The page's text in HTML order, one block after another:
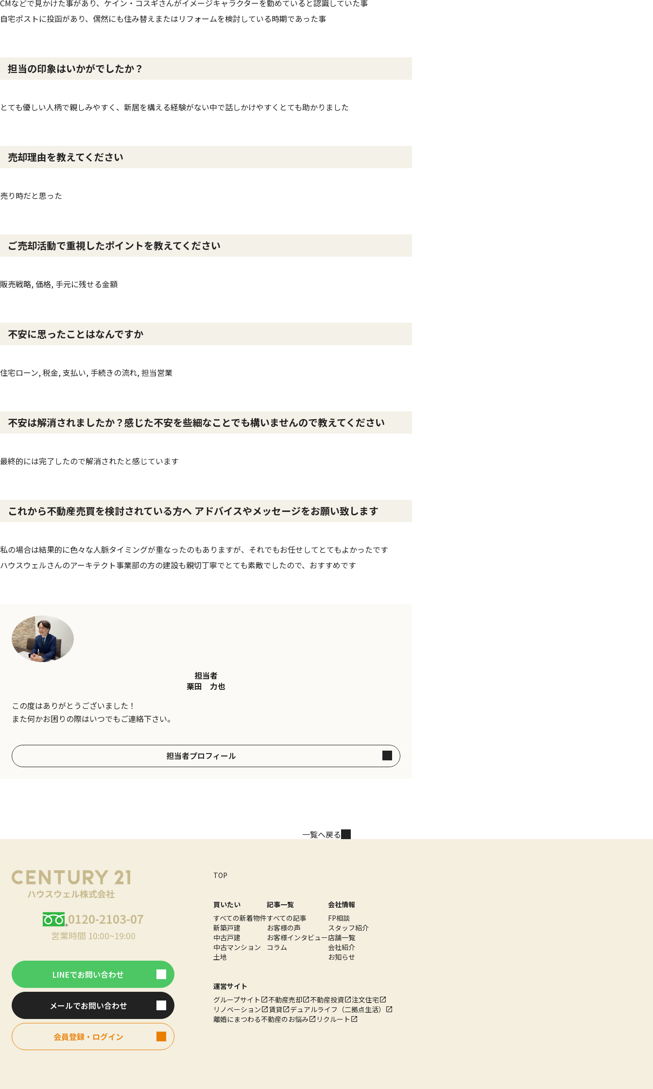
CMなどで見かけた事があり、ケイン・コスギさんがイメージキャラクターを勤めていると認識していた事
自宅ポストに投函があり、偶然にも住み替えまたはリフォームを検討している時期であった事
担当の印象はいかがでしたか？
とても優しい人柄で親しみやすく、新居を構える経験がない中で話しかけやすくとても助かりました
売却理由を教えてください
売り時だと思った
ご売却活動で重視したポイントを教えてください
販売戦略, 価格, 手元に残せる金額
不安に思ったことはなんですか
住宅ローン, 税金, 支払い, 手続きの流れ, 担当営業
不安は解消されましたか？感じた不安を些細なことでも構いませんので教えてください
最終的には完了したので解消されたと感じています
これから不動産売買を検討されている方へ アドバイスやメッセージをお願い致します
私の場合は結果的に色々な人脈タイミングが重なったのもありますが、それでもお任せしてとてもよかったです
ハウスウェルさんのアーキテクト事業部の方の建設も親切丁寧でとても素敵でしたので、おすすめです
担当者
栗田 力也
この度はありがとうございました！
また何かお困りの際はいつでもご連絡下さい。
担当者プロフィール
一覧へ戻る
0120-2103-07
営業時間 10:00~19:00
LINEでお問い合わせ
メールでお問い合わせ
会員登録・ログイン
TOP
買いたい
すべての新着物件
新築戸建
中古戸建
中古マンション
土地
記事一覧
すべての記事
お客様の声
お客様インタビュー
コラム
会社情報
FP相談
スタッフ紹介
店舗一覧
会社紹介
お知らせ
運営サイト
グループサイト
不動産売却 不動産投資
注文住宅
リノベーション
賃貸
デュアルライフ（二拠点生活）
離婚にまつわる不動産のお悩み
リクルート